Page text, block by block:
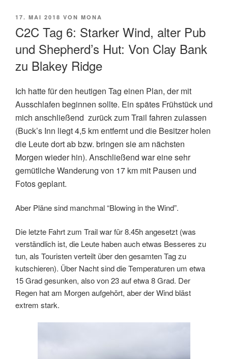
VERÖFFENTLICHT
17. MAI 2018 VON MONA
C2C Tag 6: Starker Wind, alter Pub
und Shepherd’s Hut: Von Clay Bank
zu Blakey Ridge
Ich hatte für den heutigen Tag einen Plan, der mit
Ausschlafen beginnen sollte. Ein spätes Frühstück und
mich anschließend zurück zum Trail fahren zulassen
(Buck’s Inn liegt 4,5 km entfernt und die Besitzer holen
die Leute dort ab bzw. bringen sie am nächsten
Morgen wieder hin). Anschließend war eine sehr
gemütliche Wanderung von 17 km mit Pausen und
Fotos geplant.
Aber Pläne sind manchmal “Blowing in the Wind”.
Die letzte Fahrt zum Trail war für 8.45h angesetzt (was
verständlich ist, die Leute haben auch etwas Besseres zu
tun, als Touristen verteilt über den gesamten Tag zu
kutschieren). Über Nacht sind die Temperaturen um etwa
15 Grad gesunken, also von 23 auf etwa 8 Grad. Der
Regen hat am Morgen aufgehört, aber der Wind bläst
extrem stark.